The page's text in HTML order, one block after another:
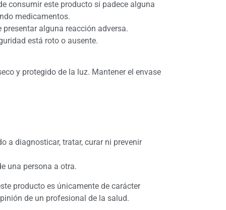
consumir este producto si padece alguna
medicamentos.
alguna reacción adversa.
está roto o ausente.
y protegido de la luz. Mantener el envase
a diagnosticar, tratar, curar ni prevenir
una persona a otra.
producto es únicamente de carácter
de un profesional de la salud.